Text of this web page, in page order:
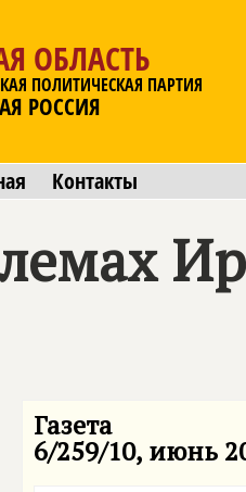
ОБЛАСТЬ
ПОЛИТИЧЕСКАЯ ПАРТИЯ
РОССИЯ
Контакты
Газета
6/259/10, июнь